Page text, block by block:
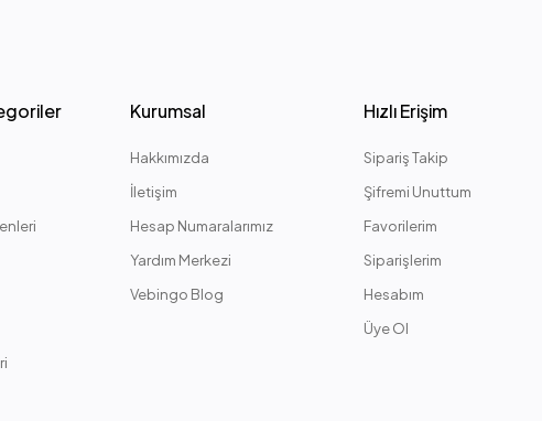
Kurumsal
Hakkımızda
İletişim
Hesap Numaralarımız
Yardım Merkezi
Vebingo Blog
Hızlı Erişim
Sipariş Takip
Şifremi Unuttum
Favorilerim
Siparişlerim
Hesabım
Üye Ol